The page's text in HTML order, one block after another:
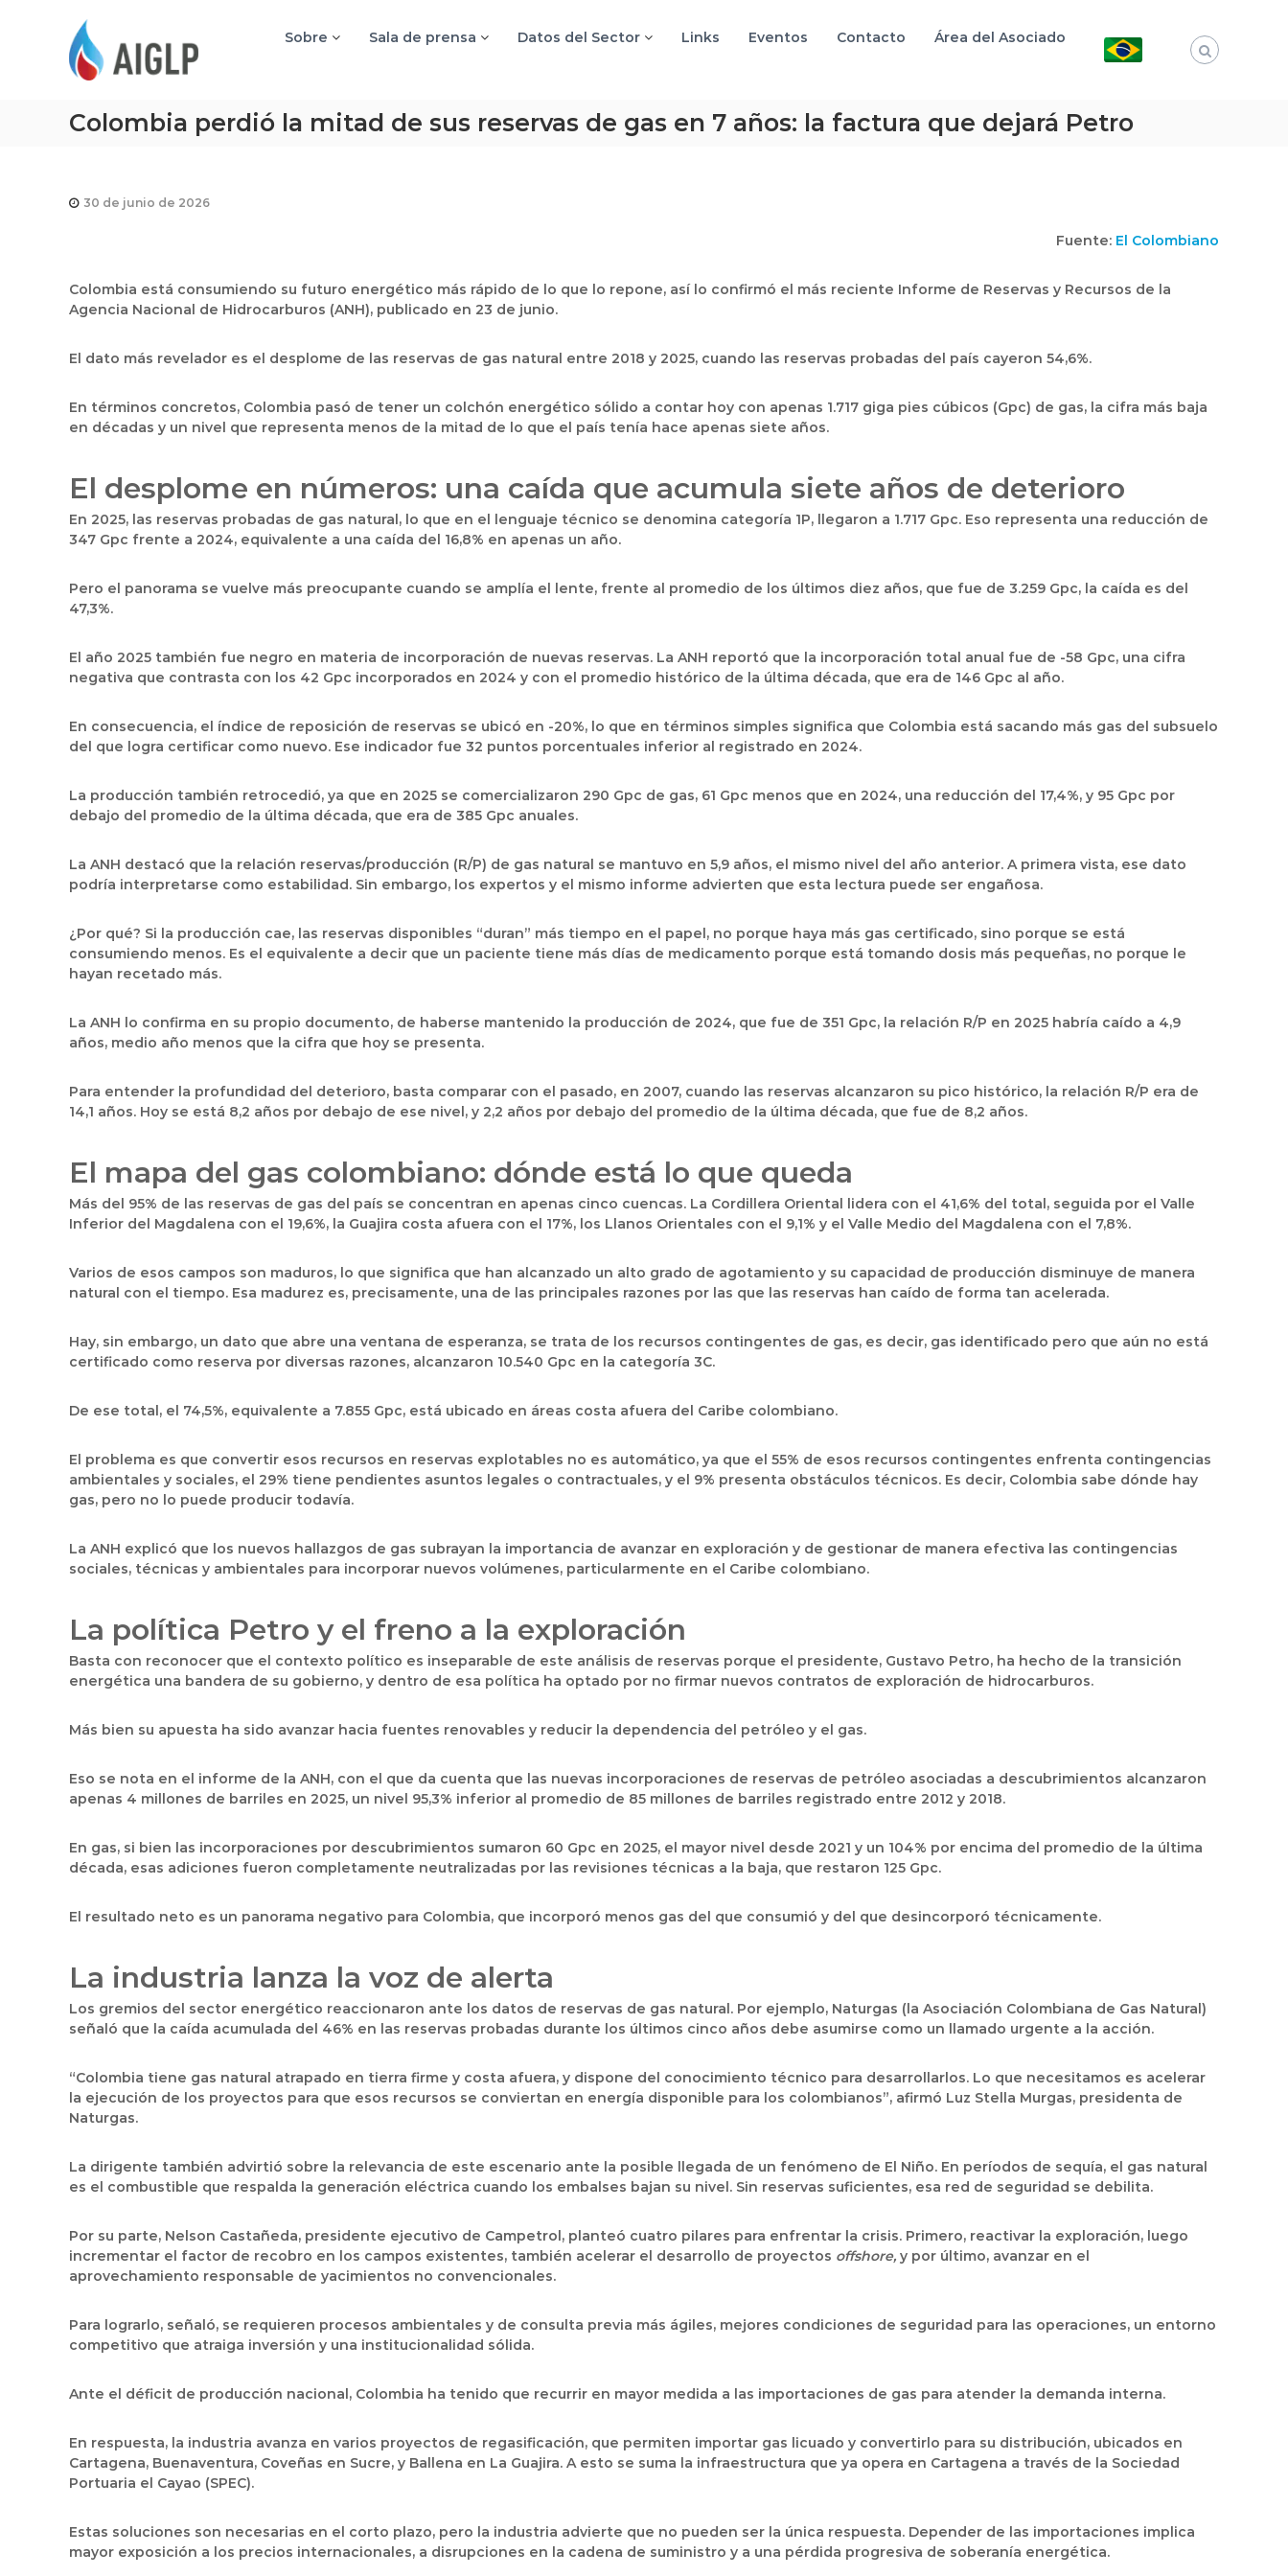
Sobre Sala de prensa Datos del Sector Links Eventos Contacto Área del Asociado
Colombia perdió la mitad de sus reservas de gas en 7 años: la factura que dejará Petro
30 de junio de 2026
Fuente: El Colombiano
Colombia está consumiendo su futuro energético más rápido de lo que lo repone, así lo confirmó el más reciente Informe de Reservas y Recursos de la
Agencia Nacional de Hidrocarburos (ANH), publicado en 23 de junio.
El dato más revelador es el desplome de las reservas de gas natural entre 2018 y 2025, cuando las reservas probadas del país cayeron 54,6%.
En términos concretos, Colombia pasó de tener un colchón energético sólido a contar hoy con apenas 1.717 giga pies cúbicos (Gpc) de gas, la cifra más baja
en décadas y un nivel que representa menos de la mitad de lo que el país tenía hace apenas siete años.
El desplome en números: una caída que acumula siete años de deterioro
En 2025, las reservas probadas de gas natural, lo que en el lenguaje técnico se denomina categoría 1P, llegaron a 1.717 Gpc. Eso representa una reducción de
347 Gpc frente a 2024, equivalente a una caída del 16,8% en apenas un año.
Pero el panorama se vuelve más preocupante cuando se amplía el lente, frente al promedio de los últimos diez años, que fue de 3.259 Gpc, la caída es del
47,3%.
El año 2025 también fue negro en materia de incorporación de nuevas reservas. La ANH reportó que la incorporación total anual fue de -58 Gpc, una cifra
negativa que contrasta con los 42 Gpc incorporados en 2024 y con el promedio histórico de la última década, que era de 146 Gpc al año.
En consecuencia, el índice de reposición de reservas se ubicó en -20%, lo que en términos simples significa que Colombia está sacando más gas del subsuelo
del que logra certificar como nuevo. Ese indicador fue 32 puntos porcentuales inferior al registrado en 2024.
La producción también retrocedió, ya que en 2025 se comercializaron 290 Gpc de gas, 61 Gpc menos que en 2024, una reducción del 17,4%, y 95 Gpc por
debajo del promedio de la última década, que era de 385 Gpc anuales.
La ANH destacó que la relación reservas/producción (R/P) de gas natural se mantuvo en 5,9 años, el mismo nivel del año anterior. A primera vista, ese dato
podría interpretarse como estabilidad. Sin embargo, los expertos y el mismo informe advierten que esta lectura puede ser engañosa.
¿Por qué? Si la producción cae, las reservas disponibles “duran” más tiempo en el papel, no porque haya más gas certificado, sino porque se está
consumiendo menos. Es el equivalente a decir que un paciente tiene más días de medicamento porque está tomando dosis más pequeñas, no porque le
hayan recetado más.
La ANH lo confirma en su propio documento, de haberse mantenido la producción de 2024, que fue de 351 Gpc, la relación R/P en 2025 habría caído a 4,9
años, medio año menos que la cifra que hoy se presenta.
Para entender la profundidad del deterioro, basta comparar con el pasado, en 2007, cuando las reservas alcanzaron su pico histórico, la relación R/P era de
14,1 años. Hoy se está 8,2 años por debajo de ese nivel, y 2,2 años por debajo del promedio de la última década, que fue de 8,2 años.
El mapa del gas colombiano: dónde está lo que queda
Más del 95% de las reservas de gas del país se concentran en apenas cinco cuencas. La Cordillera Oriental lidera con el 41,6% del total, seguida por el Valle
Inferior del Magdalena con el 19,6%, la Guajira costa afuera con el 17%, los Llanos Orientales con el 9,1% y el Valle Medio del Magdalena con el 7,8%.
Varios de esos campos son maduros, lo que significa que han alcanzado un alto grado de agotamiento y su capacidad de producción disminuye de manera
natural con el tiempo. Esa madurez es, precisamente, una de las principales razones por las que las reservas han caído de forma tan acelerada.
Hay, sin embargo, un dato que abre una ventana de esperanza, se trata de los recursos contingentes de gas, es decir, gas identificado pero que aún no está
certificado como reserva por diversas razones, alcanzaron 10.540 Gpc en la categoría 3C.
De ese total, el 74,5%, equivalente a 7.855 Gpc, está ubicado en áreas costa afuera del Caribe colombiano.
El problema es que convertir esos recursos en reservas explotables no es automático, ya que el 55% de esos recursos contingentes enfrenta contingencias
ambientales y sociales, el 29% tiene pendientes asuntos legales o contractuales, y el 9% presenta obstáculos técnicos. Es decir, Colombia sabe dónde hay
gas, pero no lo puede producir todavía.
La ANH explicó que los nuevos hallazgos de gas subrayan la importancia de avanzar en exploración y de gestionar de manera efectiva las contingencias
sociales, técnicas y ambientales para incorporar nuevos volúmenes, particularmente en el Caribe colombiano.
La política Petro y el freno a la exploración
Basta con reconocer que el contexto político es inseparable de este análisis de reservas porque el presidente, Gustavo Petro, ha hecho de la transición
energética una bandera de su gobierno, y dentro de esa política ha optado por no firmar nuevos contratos de exploración de hidrocarburos.
Más bien su apuesta ha sido avanzar hacia fuentes renovables y reducir la dependencia del petróleo y el gas.
Eso se nota en el informe de la ANH, con el que da cuenta que las nuevas incorporaciones de reservas de petróleo asociadas a descubrimientos alcanzaron
apenas 4 millones de barriles en 2025, un nivel 95,3% inferior al promedio de 85 millones de barriles registrado entre 2012 y 2018.
En gas, si bien las incorporaciones por descubrimientos sumaron 60 Gpc en 2025, el mayor nivel desde 2021 y un 104% por encima del promedio de la última
década, esas adiciones fueron completamente neutralizadas por las revisiones técnicas a la baja, que restaron 125 Gpc.
El resultado neto es un panorama negativo para Colombia, que incorporó menos gas del que consumió y del que desincorporó técnicamente.
La industria lanza la voz de alerta
Los gremios del sector energético reaccionaron ante los datos de reservas de gas natural. Por ejemplo, Naturgas (la Asociación Colombiana de Gas Natural)
señaló que la caída acumulada del 46% en las reservas probadas durante los últimos cinco años debe asumirse como un llamado urgente a la acción.
“Colombia tiene gas natural atrapado en tierra firme y costa afuera, y dispone del conocimiento técnico para desarrollarlos. Lo que necesitamos es acelerar
la ejecución de los proyectos para que esos recursos se conviertan en energía disponible para los colombianos”, afirmó Luz Stella Murgas, presidenta de
Naturgas.
La dirigente también advirtió sobre la relevancia de este escenario ante la posible llegada de un fenómeno de El Niño. En períodos de sequía, el gas natural
es el combustible que respalda la generación eléctrica cuando los embalses bajan su nivel. Sin reservas suficientes, esa red de seguridad se debilita.
Por su parte, Nelson Castañeda, presidente ejecutivo de Campetrol, planteó cuatro pilares para enfrentar la crisis. Primero, reactivar la exploración, luego
incrementar el factor de recobro en los campos existentes, también acelerar el desarrollo de proyectos offshore, y por último, avanzar en el
aprovechamiento responsable de yacimientos no convencionales.
Para lograrlo, señaló, se requieren procesos ambientales y de consulta previa más ágiles, mejores condiciones de seguridad para las operaciones, un entorno
competitivo que atraiga inversión y una institucionalidad sólida.
Ante el déficit de producción nacional, Colombia ha tenido que recurrir en mayor medida a las importaciones de gas para atender la demanda interna.
En respuesta, la industria avanza en varios proyectos de regasificación, que permiten importar gas licuado y convertirlo para su distribución, ubicados en
Cartagena, Buenaventura, Coveñas en Sucre, y Ballena en La Guajira. A esto se suma la infraestructura que ya opera en Cartagena a través de la Sociedad
Portuaria el Cayao (SPEC).
Estas soluciones son necesarias en el corto plazo, pero la industria advierte que no pueden ser la única respuesta. Depender de las importaciones implica
mayor exposición a los precios internacionales, a disrupciones en la cadena de suministro y a una pérdida progresiva de soberanía energética.